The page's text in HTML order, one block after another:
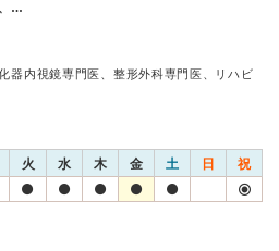
…
器内視鏡専門医、整形外科専門医、リハビ
火 水 木 金 土 日 祝